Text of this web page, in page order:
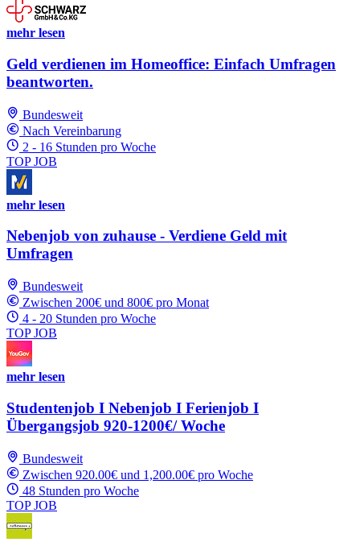
mehr lesen
Geld verdienen im Homeoffice: Einfach Umfragen
beantworten.
Bundesweit
Nach Vereinbarung
2 - 16 Stunden pro Woche
TOP JOB
mehr lesen
Nebenjob von zuhause - Verdiene Geld mit
Umfragen
Bundesweit
Zwischen 200€ und 800€ pro Monat
4 - 20 Stunden pro Woche
TOP JOB
mehr lesen
Studentenjob I Nebenjob I Ferienjob I
Übergangsjob 920-1200€/ Woche
Bundesweit
Zwischen 920.00€ und 1,200.00€ pro Woche
48 Stunden pro Woche
TOP JOB